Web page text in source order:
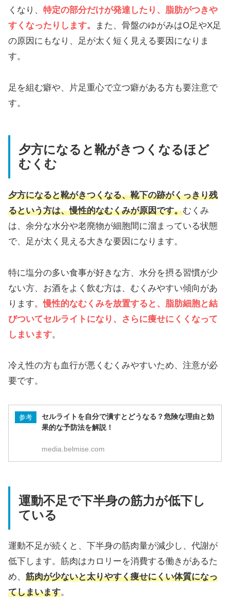
くなり、 特定の部分だけが発達したり、脂肪がつきや
すくなったりします。
また、骨盤のゆがみはO足やX足
の原因にもなり、足が太く短く見える要因になりま
す。
足を組む癖や、片足重心で立つ癖がある方も要注意で
す。
夕方になると靴がきつくなるほど
むくむ
夕方になると靴がきつくなる、靴下の跡がくっきり残
るという方は、慢性的なむくみが原因です。むくみ
は、余分な水分や老廃物が細胞間に溜まっている状態
で、足が太く見える大きな要因になります。
特に塩分の多い食事が好きな方、水分を摂る習慣が少
ない方、お酒をよく飲む方は、むくみやすい傾向があ
ります。慢性的なむくみを放置すると、脂肪細胞と結
びついてセルライトになり、さらに痩せにくくなって
しまいます。
冷え性の方も血行が悪くむくみやすいため、注意が必
要です。
参考
セルライトを自分で潰すとどうなる？危険な理由と効
果的な予防法を解説！
media.belmise.com
運動不足で下半身の筋力が低下し
ている
運動不足が続くと、下半身の筋肉量が減少し、代謝が
低下します。筋肉はカロリーを消費する働きがあるた
め、 筋肉が少ないと太りやすく痩せにくい体質になっ
てしまいます。